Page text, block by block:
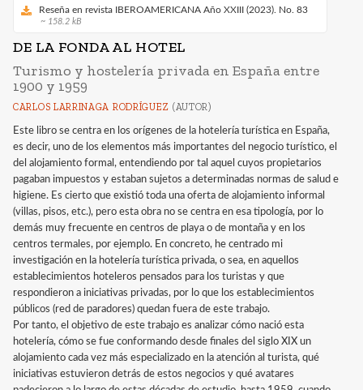
Reseña en revista IBEROAMERICANA Año XXIII (2023). No. 83
~ 158.2 kB
DE LA FONDA AL HOTEL
Turismo y hostelería privada en España entre
1900 y 1959
CARLOS LARRINAGA RODRÍGUEZ (AUTOR)
Este libro se centra en los orígenes de la hotelería turística en España,
es decir, uno de los elementos más importantes del negocio turístico, el
del alojamiento formal, entendiendo por tal aquel cuyos propietarios
pagaban impuestos y estaban sujetos a determinadas normas de salud e
higiene. Es cierto que existió toda una oferta de alojamiento informal
(villas, pisos, etc.), pero esta obra no se centra en esa tipología, por lo
demás muy frecuente en centros de playa o de montaña y en los
centros termales, por ejemplo. En concreto, he centrado mi
investigación en la hotelería turística privada, o sea, en aquellos
establecimientos hoteleros pensados para los turistas y que
respondieron a iniciativas privadas, por lo que los establecimientos
públicos (red de paradores) quedan fuera de este trabajo.
Por tanto, el objetivo de este trabajo es analizar cómo nació esta
hotelería, cómo se fue conformando desde finales del siglo XIX un
alojamiento cada vez más especializado en la atención al turista, qué
iniciativas estuvieron detrás de estos negocios y qué avatares